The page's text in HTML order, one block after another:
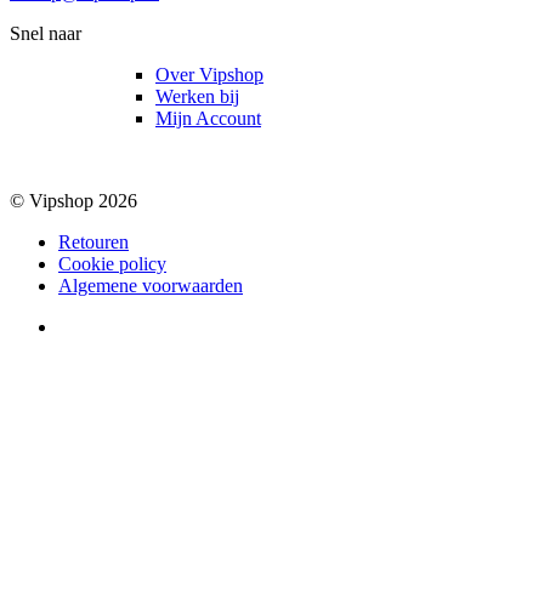
Snel naar
Over Vipshop
Werken bij
Mijn Account
© Vipshop 2026
Retouren
Cookie policy
Algemene voorwaarden